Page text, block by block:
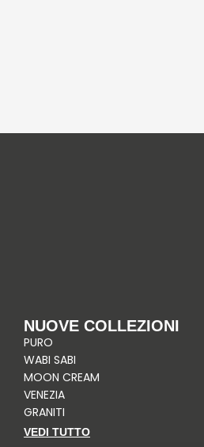
NUOVE COLLEZIONI
PURO
WABI SABI
MOON CREAM
VENEZIA
GRANITI
VEDI TUTTO